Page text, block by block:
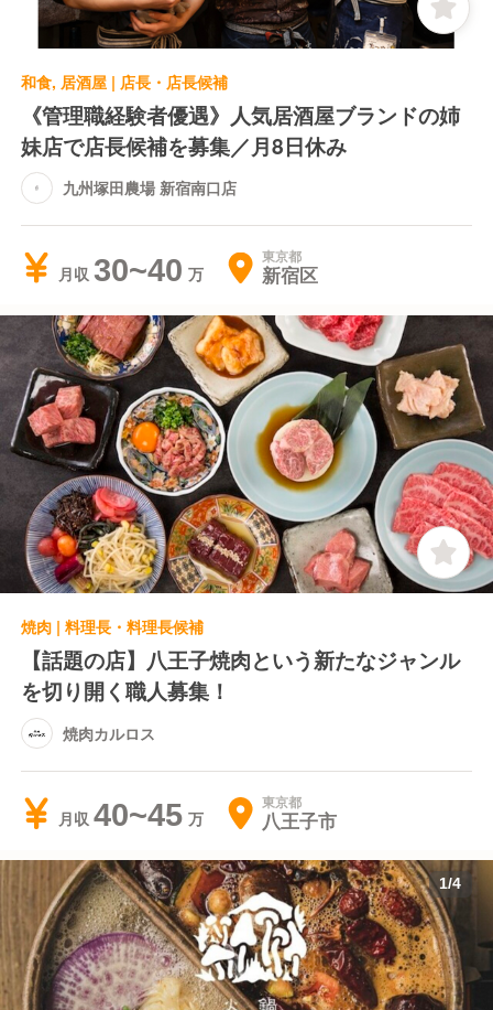
和食, 居酒屋 | 店長・店長候補
《管理職経験者優遇》人気居酒屋ブランドの姉
妹店で店長候補を募集／月8日休み
九州塚田農場 新宿南口店
月収 30~40 東京都
新宿区
焼肉 | 料理長・料理長候補
【話題の店】八王子焼肉という新たなジャンル
を切り開く職人募集！
焼肉カルロス
月収 40~45 東京都
八王子市
1/4